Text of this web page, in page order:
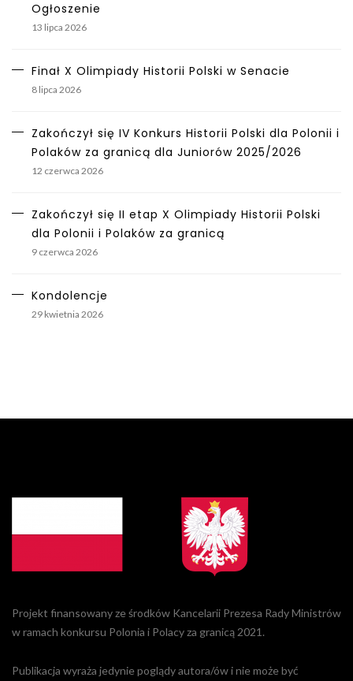
Ogłoszenie
13 lipca 2026
Finał X Olimpiady Historii Polski w Senacie
8 lipca 2026
Zakończył się IV Konkurs Historii Polski dla Polonii i
Polaków za granicą dla Juniorów 2025/2026
12 czerwca 2026
Zakończył się II etap X Olimpiady Historii Polski
dla Polonii i Polaków za granicą
9 czerwca 2026
Kondolencje
29 kwietnia 2026
Projekt finansowany ze środków Kancelarii Prezesa Rady Ministrów
w ramach konkursu Polonia i Polacy za granicą 2021.
Publikacja wyraża jedynie poglądy autora/ów i nie może być